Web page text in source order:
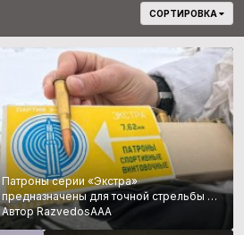
СОРТИРОВКА
Патроны серии «Экстра»
предназначены для точной стрельбы на
300 м, но это не догма. Мягкая пуля
весом 13г с начальной скоростью около
Автор RazvedosAAA